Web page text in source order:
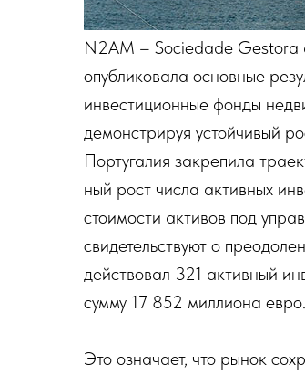
N2AM – Sociedade Gestora
опубликовала основные
инвестиционные фонды
демонстрируя устойчивый
Португалия закрепила
ный рост числа активных
стоимости активов под
свидетельствуют о
действовал 321 активный
сумму 17 852 миллиона евро.
Это означает, что рынок